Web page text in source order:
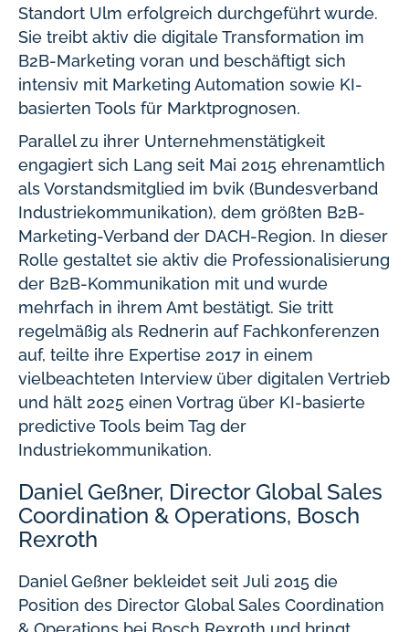
Standort Ulm erfolgreich durchgeführt wurde.
Sie treibt aktiv die digitale Transformation im
B2B-Marketing voran und beschäftigt sich
intensiv mit Marketing Automation sowie KI-
basierten Tools für Marktprognosen.
Parallel zu ihrer Unternehmenstätigkeit
engagiert sich Lang seit Mai 2015 ehrenamtlich
als Vorstandsmitglied im bvik (Bundesverband
Industriekommunikation), dem größten B2B-
Marketing-Verband der DACH-Region. In dieser
Rolle gestaltet sie aktiv die Professionalisierung
der B2B-Kommunikation mit und wurde
mehrfach in ihrem Amt bestätigt. Sie tritt
regelmäßig als Rednerin auf Fachkonferenzen
auf, teilte ihre Expertise 2017 in einem
vielbeachteten Interview über digitalen Vertrieb
und hält 2025 einen Vortrag über KI-basierte
predictive Tools beim Tag der
Industriekommunikation.
Daniel Geßner, Director Global Sales
Coordination & Operations, Bosch
Rexroth
Daniel Geßner bekleidet seit Juli 2015 die
Position des Director Global Sales Coordination